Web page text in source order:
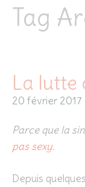
Tag
La lutte
20 février 2017
Parce que la
pas sexy.
Depuis